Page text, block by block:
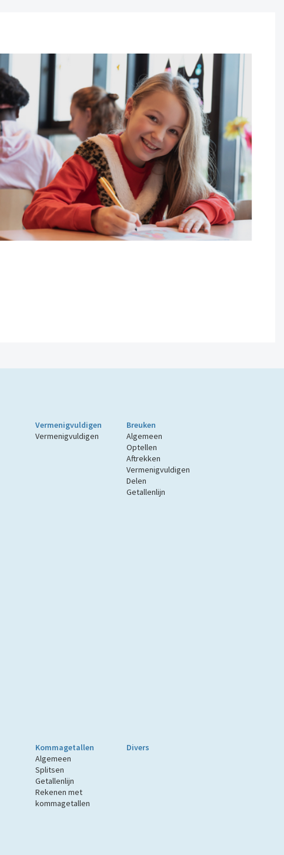
Vermenigvuldigen
Vermenigvuldigen
Breuken
Algemeen
Optellen
Aftrekken
Vermenigvuldigen
Delen
Getallenlijn
Kommagetallen
Algemeen
Splitsen
Getallenlijn
Rekenen met
kommagetallen
Divers